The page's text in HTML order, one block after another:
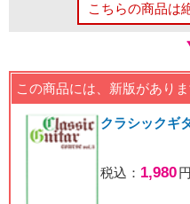
こちらの商品は
この商品には、新版がありま
クラシックギ
税込： 1,980円